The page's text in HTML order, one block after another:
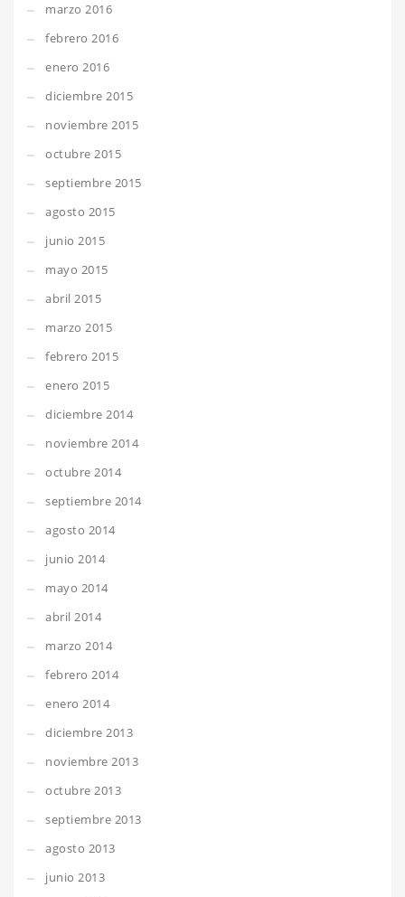
marzo 2016
febrero 2016
enero 2016
diciembre 2015
noviembre 2015
octubre 2015
septiembre 2015
agosto 2015
junio 2015
mayo 2015
abril 2015
marzo 2015
febrero 2015
enero 2015
diciembre 2014
noviembre 2014
octubre 2014
septiembre 2014
agosto 2014
junio 2014
mayo 2014
abril 2014
marzo 2014
febrero 2014
enero 2014
diciembre 2013
noviembre 2013
octubre 2013
septiembre 2013
agosto 2013
junio 2013